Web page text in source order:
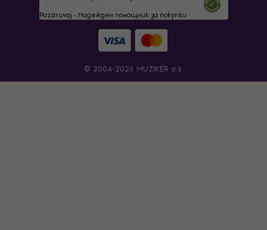
Pazaruvaj - Надежден помощник за покупки
© 2004-2026 MUZIKER a.s.